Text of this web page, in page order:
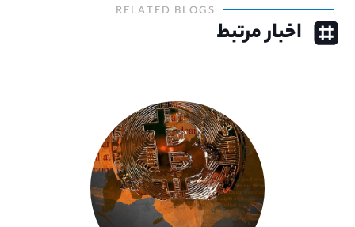
RELATED BLOGS
اخبار مرتبط